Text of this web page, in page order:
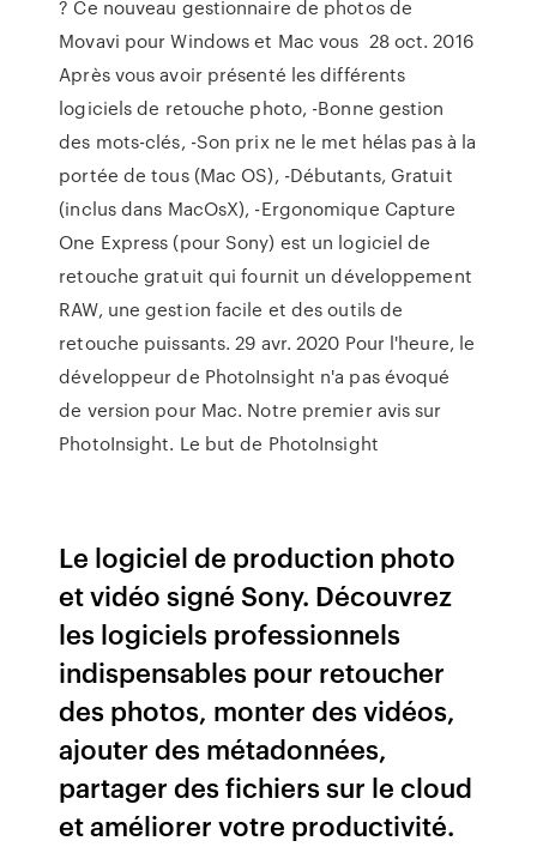
? Ce nouveau gestionnaire de photos de
Movavi pour Windows et Mac vous 28 oct. 2016
Après vous avoir présenté les différents
logiciels de retouche photo, -Bonne gestion
des mots-clés, -Son prix ne le met hélas pas à la
portée de tous (Mac OS), -Débutants, Gratuit
(inclus dans MacOsX), -Ergonomique Capture
One Express (pour Sony) est un logiciel de
retouche gratuit qui fournit un développement
RAW, une gestion facile et des outils de
retouche puissants. 29 avr. 2020 Pour l'heure, le
développeur de PhotoInsight n'a pas évoqué
de version pour Mac. Notre premier avis sur
PhotoInsight. Le but de PhotoInsight
Le logiciel de production photo
et vidéo signé Sony. Découvrez
les logiciels professionnels
indispensables pour retoucher
des photos, monter des vidéos,
ajouter des métadonnées,
partager des fichiers sur le cloud
et améliorer votre productivité.